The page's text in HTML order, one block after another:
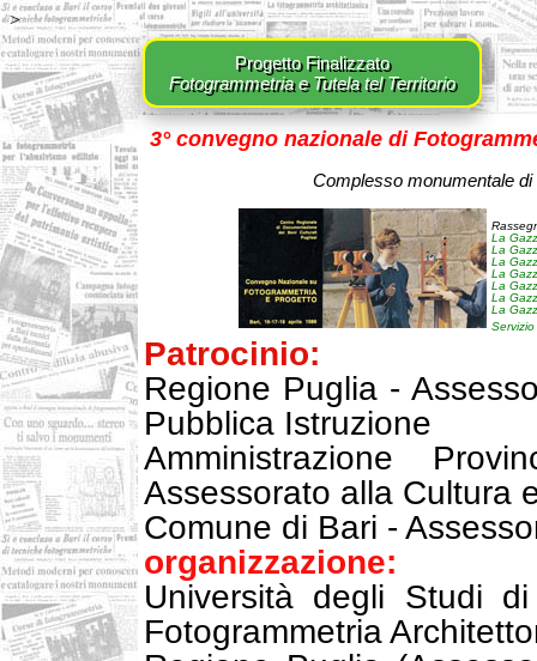
>
Progetto Finalizzato
Fotogrammetria e Tutela tel Territorio
3° convegno nazionale di
Complesso monumentale
La
La
La
La
La
La
La
Patrocinio:
Regione Puglia -
Pubblica Istruzione
Amministrazione
Assessorato alla Cultura
Comune di Bari -
organizzazione:
Università degli Studi
Fotogrammetria